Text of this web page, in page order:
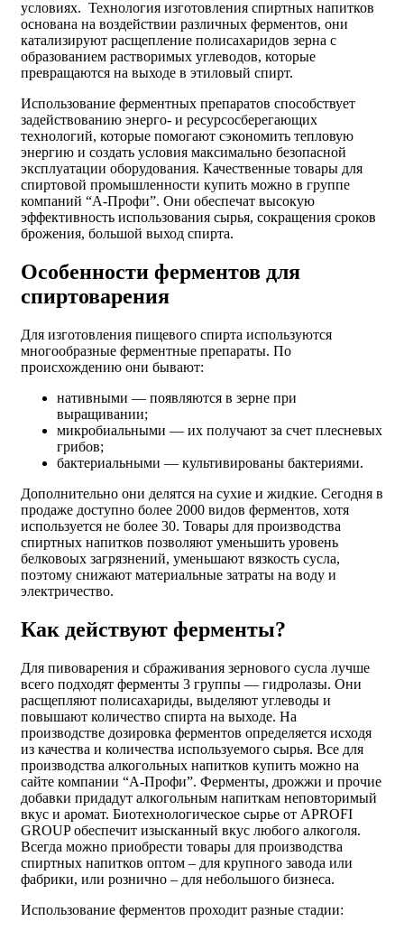
условиях. Технология изготовления спиртных напитков
основана на воздействии различных ферментов, они
катализируют расщепление полисахаридов зерна с
образованием растворимых углеводов, которые
превращаются на выходе в этиловый спирт.
Использование ферментных препаратов способствует
задействованию энерго- и ресурсосберегающих
технологий, которые помогают сэкономить тепловую
энергию и создать условия максимально безопасной
эксплуатации оборудования. Качественные товары для
спиртовой промышленности купить можно в группе
компаний “А-Профи”. Они обеспечат высокую
эффективность использования сырья, сокращения сроков
брожения, большой выход спирта.
Особенности ферментов для
спиртоварения
Для изготовления пищевого спирта используются
многообразные ферментные препараты. По
происхождению они бывают:
нативными — появляются в зерне при
выращивании;
микробиальными — их получают за счет плесневых
грибов;
бактериальными — культивированы бактериями.
Дополнительно они делятся на сухие и жидкие. Сегодня в
продаже доступно более 2000 видов ферментов, хотя
используется не более 30. Товары для производства
спиртных напитков позволяют уменьшить уровень
белковоых загрязнений, уменьшают вязкость сусла,
поэтому снижают материальные затраты на воду и
электричество.
Как действуют ферменты?
Для пивоварения и сбраживания зернового сусла лучше
всего подходят ферменты 3 группы — гидролазы. Они
расщепляют полисахариды, выделяют углеводы и
повышают количество спирта на выходе. На
производстве дозировка ферментов определяется исходя
из качества и количества используемого сырья. Все для
производства алкогольных напитков купить можно на
сайте компании “А-Профи”. Ферменты, дрожжи и прочие
добавки придадут алкогольным напиткам неповторимый
вкус и аромат. Биотехнологическое сырье от APROFI
GROUP обеспечит изысканный вкус любого алкоголя.
Всегда можно приобрести товары для производства
спиртных напитков оптом – для крупного завода или
фабрики, или рознично – для небольшого бизнеса.
Использование ферментов проходит разные стадии: